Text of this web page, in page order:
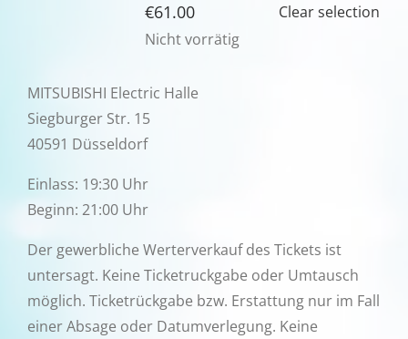
€61.00
Nicht vorrätig
Clear selection
MITSUBISHI Electric Halle
Siegburger Str. 15
40591 Düsseldorf
Einlass: 19:30 Uhr
Beginn: 21:00 Uhr
Der gewerbliche Werterverkauf des Tickets ist
untersagt. Keine Ticketruckgabe oder Umtausch
möglich. Ticketrückgabe bzw. Erstattung nur im Fall
einer Absage oder Datumverlegung. Keine